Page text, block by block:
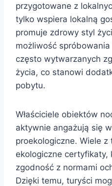
przygotowane z
tylko wspiera lokalną
promuje zdrowy styl
możliwość
często wytwarzanych
życia, co stanowi
pobytu.
Właściciele obiektów
aktywnie angażują się
proekologiczne. Wiele
ekologiczne
zgodność z normami
Dzięki temu, turyści